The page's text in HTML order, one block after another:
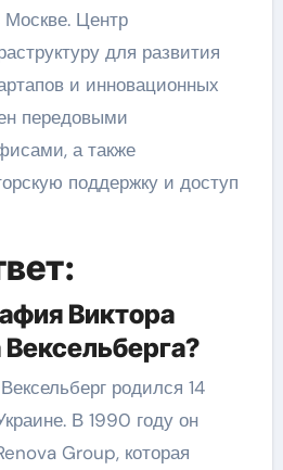
Центр
для развития
и инновационных
передовыми
а также
поддержку и доступ
Виктора
родился 14
В 1990 году он
Group, которая